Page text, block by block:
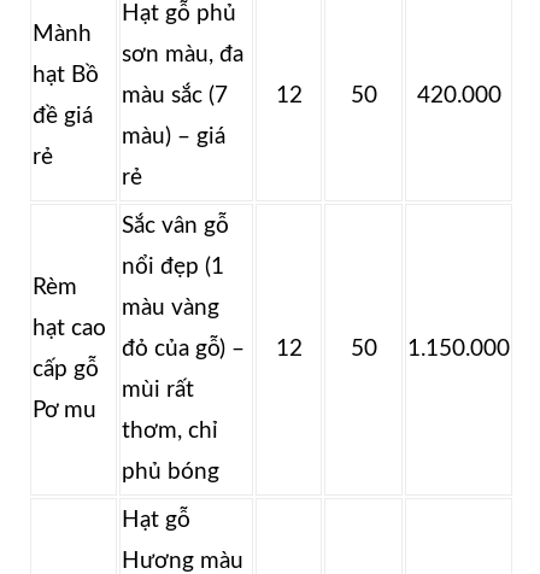
Mành
hạt Bồ
đề giá
rẻ
Hạt gỗ phủ
sơn màu, đa
màu sắc (7
màu) – giá
rẻ
12 50 420.000
Rèm
hạt cao
cấp gỗ
Pơ mu
Sắc vân gỗ
nổi đẹp (1
màu vàng
đỏ của gỗ) –
mùi rất
thơm, chỉ
phủ bóng
12 50 1.150.000
Hạt gỗ
Hương màu